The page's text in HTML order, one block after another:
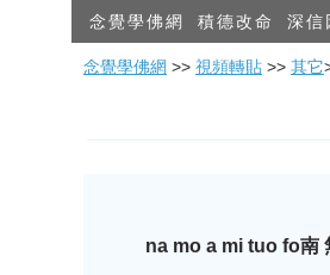
念覺學佛網 積德改命 深信
念覺學佛網 >> 視頻轉貼 >> 其它
na mo a mi tuo fo南